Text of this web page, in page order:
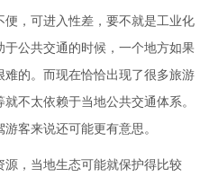
，可进入性差，要不就是工业化
公共交通的时候，一个地方如果
的。而现在恰恰出现了很多旅游
不太依赖于当地公共交通体系。
客来说还可能更有意思。
源，当地生态可能就保护得比较